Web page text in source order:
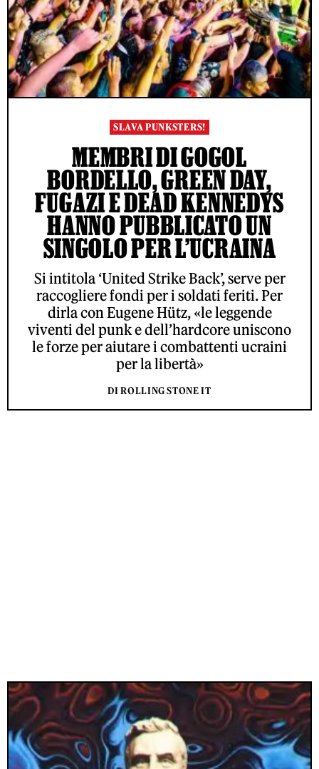
SLAVA PUNKSTERS!
MEMBRI DI GOGOL
BORDELLO, GREEN DAY,
FUGAZI E DEAD KENNEDYS
HANNO PUBBLICATO UN
SINGOLO PER L’UCRAINA
Si intitola ‘United Strike Back’, serve per
raccogliere fondi per i soldati feriti. Per
dirla con Eugene Hütz, «le leggende
viventi del punk e dell’hardcore uniscono
le forze per aiutare i combattenti ucraini
per la libertà»
DI ROLLING STONE IT